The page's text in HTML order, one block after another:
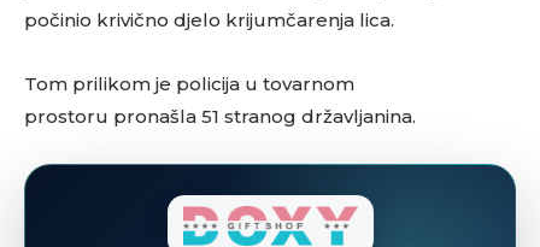
počinio krivično djelo krijumčarenja lica.
Tom prilikom je policija u tovarnom
prostoru pronašla 51 stranog državljanina.